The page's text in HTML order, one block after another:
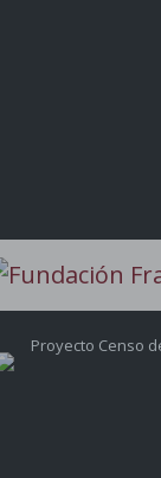
Proyecto Censo